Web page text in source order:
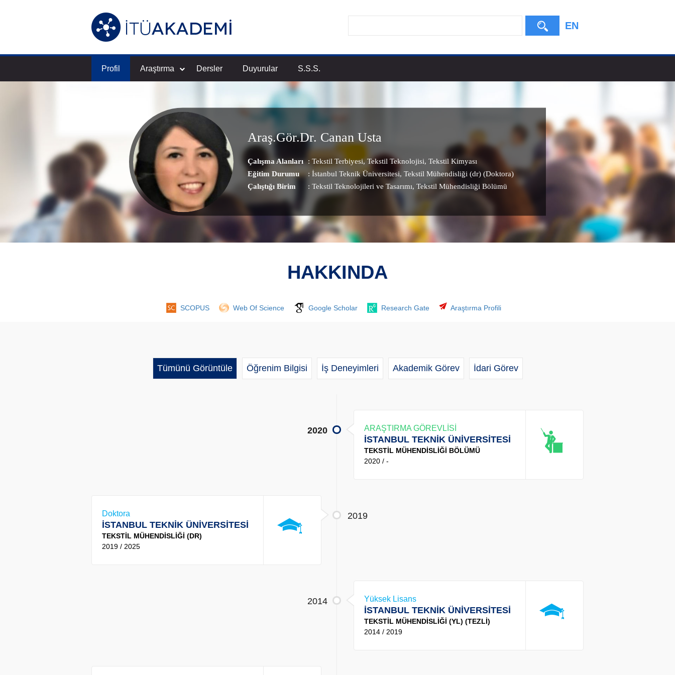
EN
Profil Araştırma Dersler Duyurular S.S.S.
Araş.Gör.Dr. Canan Usta
Çalışma Alanları : Tekstil Terbiyesi,Tekstil Teknolojisi, Tekstil Kimyası
Eğitim Durumu
: İstanbul Teknik Üniversitesi, Tekstil Mühendisliği (dr) (Doktora)
Çalıştığı Birim
: Tekstil Teknolojileri ve Tasarımı, Tekstil Mühendisliği Bölümü
HAKKINDA
SCOPUS Web Of Science Google Scholar Research Gate Araştırma Profili
Tümünü Görüntüle Öğrenim Bilgisi İş Deneyimleri Akademik Görev İdari Görev
2020 ARAŞTIRMA GÖREVLİSİ
İSTANBUL TEKNİK ÜNİVERSİTESİ
TEKSTİL MÜHENDİSLİĞİ BÖLÜMÜ
2020 / -
2019
Doktora
İSTANBUL TEKNİK ÜNİVERSİTESİ
TEKSTİL MÜHENDİSLİĞİ (DR)
2019 / 2025
2014 Yüksek Lisans
İSTANBUL TEKNİK ÜNİVERSİTESİ
TEKSTİL MÜHENDİSLİĞİ (YL) (TEZLİ)
2014 / 2019